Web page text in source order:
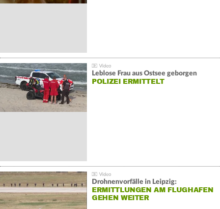
Leblose Frau aus Ostsee geborgen
POLIZEI ERMITTELT
Drohnenvorfälle in Leipzig:
ERMITTLUNGEN AM FLUGHAFEN
GEHEN WEITER